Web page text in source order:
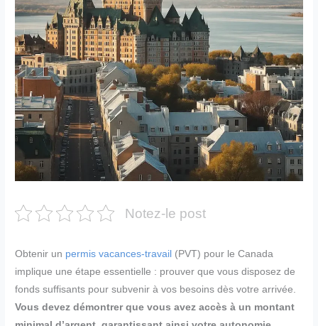
Notez-le post
Obtenir un permis vacances-travail (PVT) pour le Canada
implique une étape essentielle : prouver que vous disposez de
fonds suffisants pour subvenir à vos besoins dès votre arrivée.
Vous devez démontrer que vous avez accès à un montant